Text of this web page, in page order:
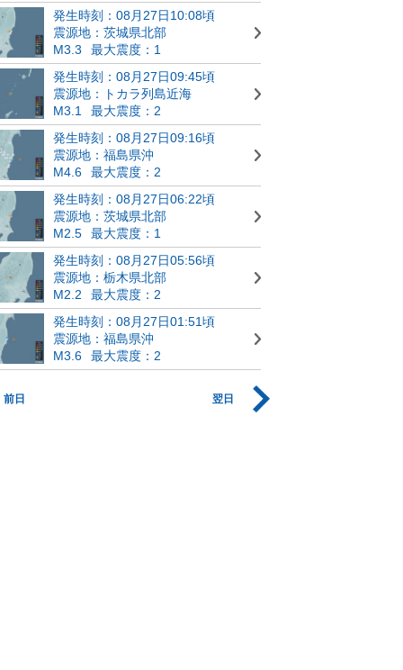
発生時刻：08月27日10:08頃
震源地：茨城県北部
M3.3
最大震度：1
発生時刻：08月27日09:45頃
震源地：トカラ列島近海
M3.1
最大震度：2
発生時刻：08月27日09:16頃
震源地：福島県沖
M4.6
最大震度：2
発生時刻：08月27日06:22頃
震源地：茨城県北部
M2.5
最大震度：1
発生時刻：08月27日05:56頃
震源地：栃木県北部
M2.2
最大震度：2
発生時刻：08月27日01:51頃
震源地：福島県沖
M3.6
最大震度：2
前日 翌日